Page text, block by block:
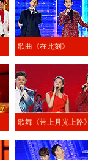
歌曲《在此刻》
歌舞《带上月光上路》